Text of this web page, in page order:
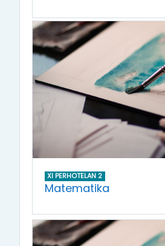
XI PERHOTELAN 2
Matematika